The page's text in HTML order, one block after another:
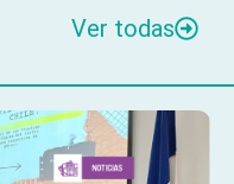
Ver todas